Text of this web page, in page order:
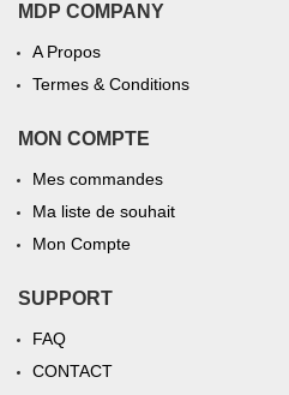
MDP COMPANY
A Propos
Termes & Conditions
MON COMPTE
Mes commandes
Ma liste de souhait
Mon Compte
SUPPORT
FAQ
CONTACT